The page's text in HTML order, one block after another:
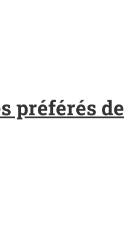
préférés de